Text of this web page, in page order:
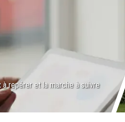
à repérer et la marche à suivre